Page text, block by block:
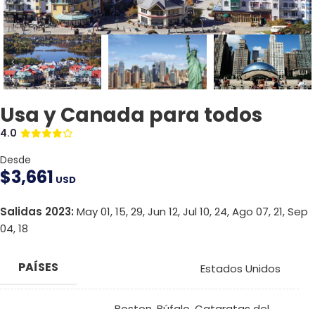
Usa y Canada para todos
4.0
Desde
$3,661 USD
Salidas 2023: May 01, 15, 29, Jun 12, Jul 10, 24, Ago 07, 21, Sep
04, 18
PAÍSES Estados Unidos